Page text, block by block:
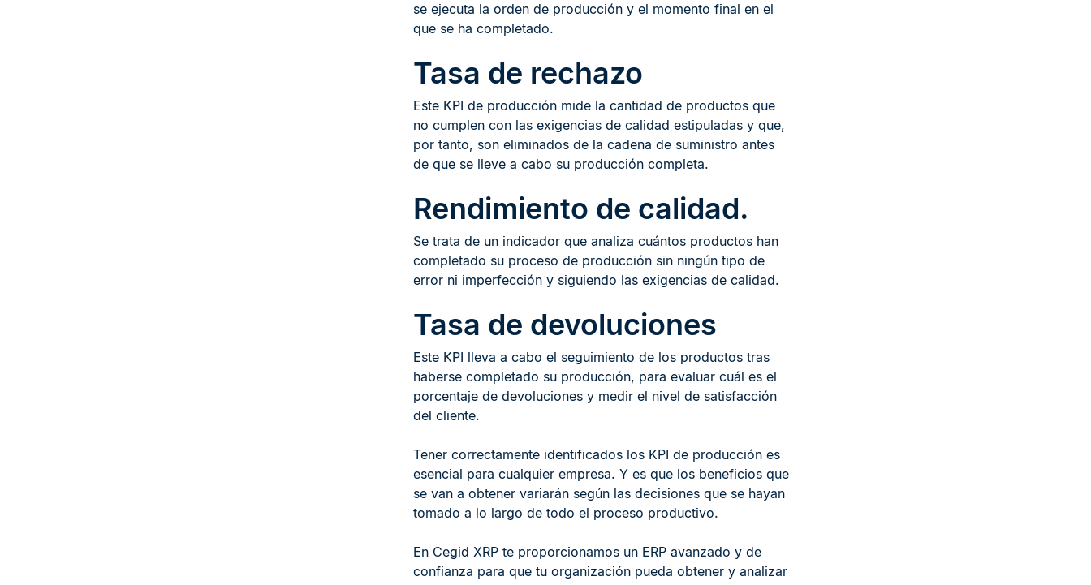
se ejecuta la orden de producción y el momento final en el
que se ha completado.
Tasa de rechazo
Este KPI de producción mide la cantidad de productos que
no cumplen con las exigencias de calidad estipuladas y que,
por tanto, son eliminados de la cadena de suministro antes
de que se lleve a cabo su producción completa.
Rendimiento de calidad.
Se trata de un indicador que analiza cuántos productos han
completado su proceso de producción sin ningún tipo de
error ni imperfección y siguiendo las exigencias de calidad.
Tasa de devoluciones
Este KPI lleva a cabo el seguimiento de los productos tras
haberse completado su producción, para evaluar cuál es el
porcentaje de devoluciones y medir el nivel de satisfacción
del cliente.
Tener correctamente identificados los KPI de producción es
esencial para cualquier empresa. Y es que los beneficios que
se van a obtener variarán según las decisiones que se hayan
tomado a lo largo de todo el proceso productivo.
En Cegid XRP te proporcionamos un ERP avanzado y de
confianza para que tu organización pueda obtener y analizar